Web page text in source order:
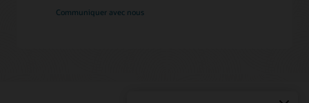
Communiquer avec nous